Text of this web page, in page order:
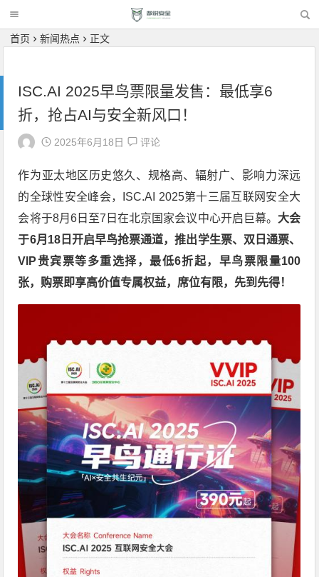
首页 新闻热点 正文
ISC.AI 2025早鸟票限量发售：最低享6
折，抢占AI与安全新风口！
2025年6月18日 评论
作为亚太地区历史悠久、规格高、辐射广、影响力深远
的全球性安全峰会，ISC.AI 2025第十三届互联网安全大
会将于8月6日至7日在北京国家会议中心开启巨幕。 大会
于6月 18日开启早鸟抢票通道，推出学生票、双日通票、
VIP 贵宾票等多重选择，最低6折起，早鸟票限量100
张，购票即享高价值专属权益，席位有限，先到先得！